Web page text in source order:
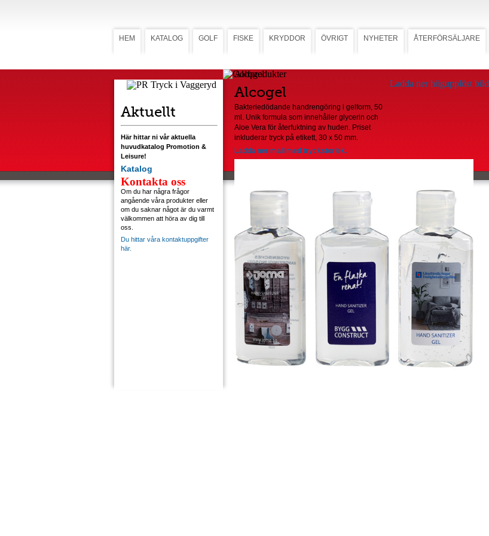
HEM KATALOG GOLF FISKE KRYDDOR ÖVRIGT NYHETER ÅTERFÖRSÄLJARE
Aktuellt
Här hittar ni vår aktuella
huvudkatalog Promotion &
Leisure!
Katalog
Kontakta oss
Om du har några frågor
angående våra produkter eller
om du saknar något är du varmt
välkommen att höra av dig till
oss.
Du hittar våra kontaktuppgifter
här.
Alcogel
Alcogel
Bakteriedödande handrengöring i gelform, 50
ml. Unik formula som innehåller glycerin och
Aloe Vera för återfuktning av huden. Priset
inkluderar tryck på etikett, 30 x 50 mm.
Ladda ner mall med tryckstorlek.
Ladda ner högupplöst bild